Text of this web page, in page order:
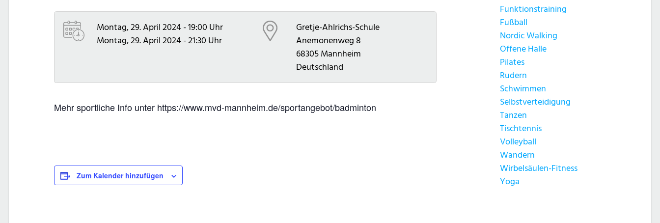
Montag, 29. April 2024 - 19:00 Uhr
Montag, 29. April 2024 - 21:30 Uhr
Gretje-Ahlrichs-Schule
Anemonenweg 8
68305 Mannheim
Deutschland
Mehr sportliche Info unter https://www.mvd-mannheim.de/sportangebot/badminton
Zum Kalender hinzufügen
Funktionstraining
Fußball
Nordic Walking
Offene Halle
Pilates
Rudern
Schwimmen
Selbstverteidigung
Tanzen
Tischtennis
Volleyball
Wandern
Wirbelsäulen-Fitness
Yoga